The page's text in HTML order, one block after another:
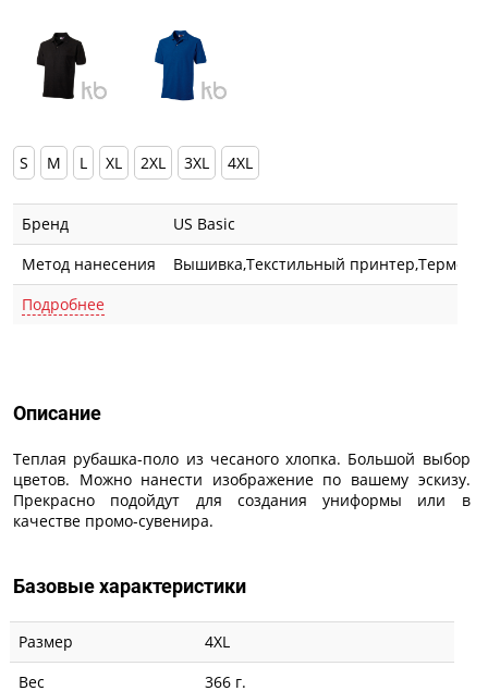
S M L XL 2XL 3XL 4XL
Бренд
US Basic
Метод нанесения
Вышивка,Текстильный
Подробнее
Описание
Теплая рубашка-поло из чесаного хлопка. Большой выбор
цветов. Можно нанести изображение по вашему эскизу.
Прекрасно подойдут для создания униформы или в
качестве промо-сувенира.
Базовые характеристики
Размер
4XL
Вес
366 г.